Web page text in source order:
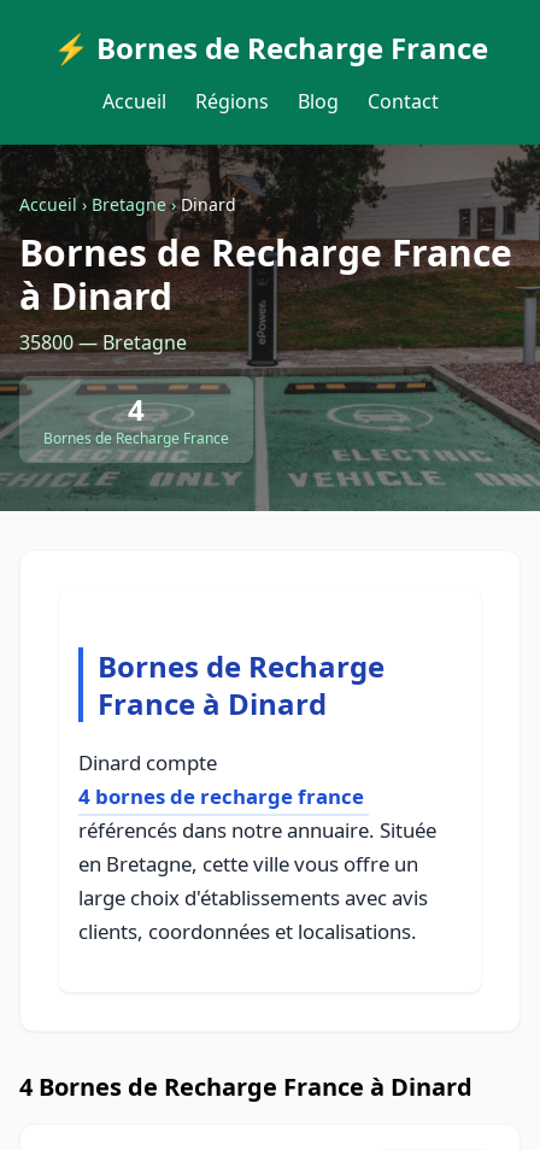
⚡ Bornes de Recharge France
Accueil Régions Blog Contact
Accueil›Bretagne›Dinard
Bornes de Recharge France
à Dinard
35800 — Bretagne
4
Bornes de Recharge France
Bornes de Recharge
France à Dinard
Dinard compte
4 bornes de recharge france
référencés dans notre annuaire. Située
en Bretagne, cette ville vous offre un
large choix d'établissements avec avis
clients, coordonnées et localisations.
4 Bornes de Recharge France à Dinard